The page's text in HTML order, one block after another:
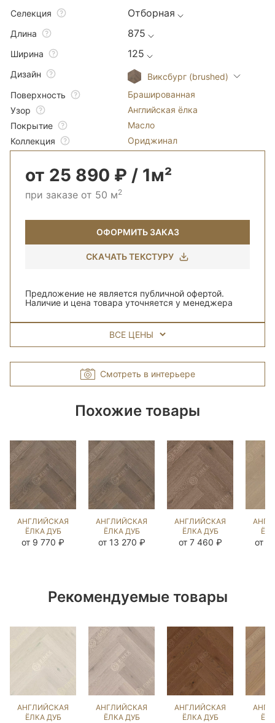
Селекция Отборная
Длина 875
Ширина 125
Дизайн
Виксбург (brushed)
Поверхность
Брашированная
Узор
Английская ёлка
Покрытие
Масло
Коллекция
Ориджинал
от 25 890 ₽ / 1м²
при заказе от 50 м2
ОФОРМИТЬ ЗАКАЗ
СКАЧАТЬ ТЕКСТУРУ
Предложение не является публичной офертой.
Наличие и цена товара уточняется у менеджера
ВСЕ ЦЕНЫ
Смотреть в интерьере
Похожие товары
АНГЛИЙСКАЯ
ЁЛКА ДУБ
ВИКСБУРГ
от 9 770 ₽
АНГЛИЙСКАЯ
ЁЛКА ДУБ
ВИКСБУРГ
от 13 270 ₽
АНГЛИЙСКАЯ
ЁЛКА ДУБ
НОРДИК NEW
от 7 460 ₽ от
Рекомендуемые товары
АНГЛИЙСКАЯ
ЁЛКА ДУБ
АНГЛИЙСКАЯ
ЁЛКА ДУБ
АНГЛИЙСКАЯ
ЁЛКА ДУБ